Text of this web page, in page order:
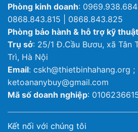
Phòng kinh doanh:
0868.843.815 | 0868.843.825
Phòng bảo hành & hỗ trợ kỹ thuật
Trụ sở: 25/1 Đ.Cầu Bươu, xã Tân
Trì, Hà Nội
Email: cskh@thietbinhahang.org ;
ketoananybuy@gmail.com
Mã số doanh nghiệp:
Kết nối với chúng tôi